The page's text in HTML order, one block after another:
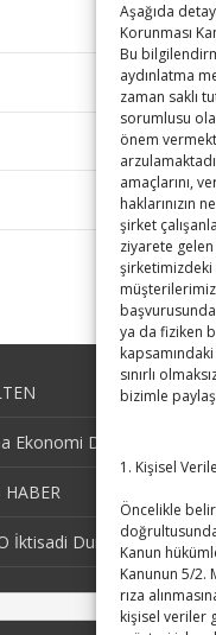
Aşağıda
Korunması
Bu
aydınlatma
zaman saklı
sorumlusu
önem
amaçlarını,
haklarınızın
şirket
ziyarete
şirketimizdeki
ya da fiziken
sınırlı
bizimle
1. Kişisel
Öncelikle
doğrultusunda
Kanun
Kanunun 5/2.
rıza
kişisel veriler
Ekonomi Dergisi
İktisadi Durum Raporu